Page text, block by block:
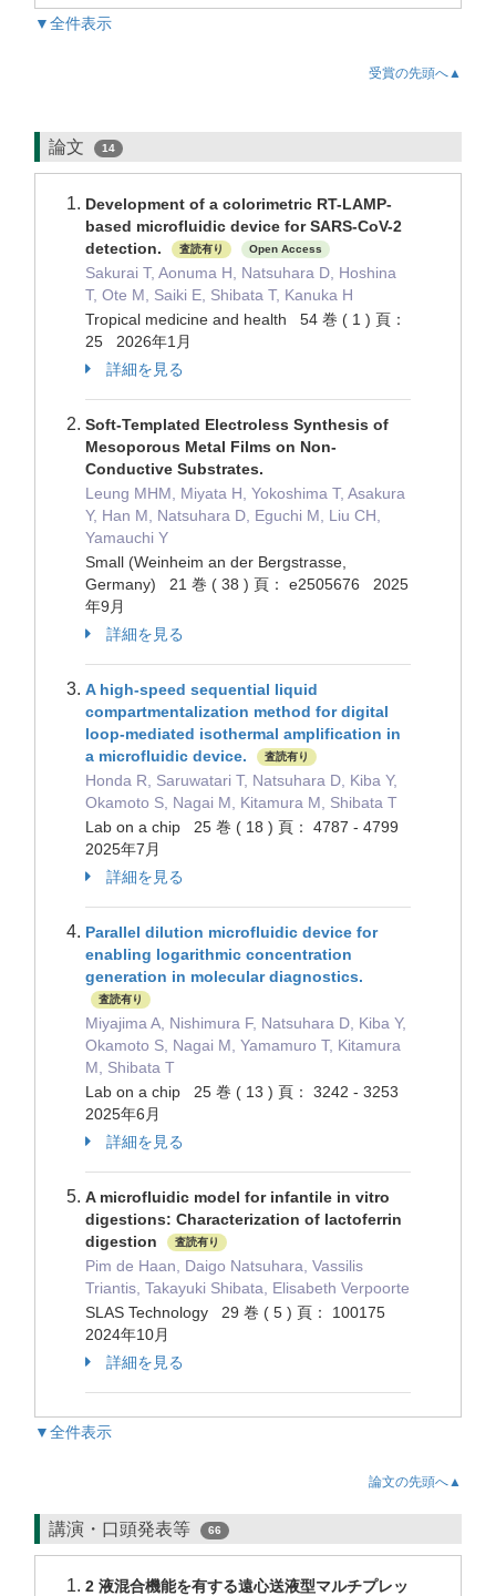
▼全件表示
受賞の先頭へ▲
論文 14
Development of a colorimetric RT-LAMP-
based microfluidic device for SARS-CoV-2
detection.
査読有り Open Access
Sakurai T, Aonuma H, Natsuhara D, Hoshina
T, Ote M, Saiki E, Shibata T, Kanuka H
Tropical medicine and health 54 巻 ( 1 ) 頁：
25 2026年1月
詳細を見る
Soft-Templated Electroless Synthesis of
Mesoporous Metal Films on Non-
Conductive Substrates.
Leung MHM, Miyata H, Yokoshima T, Asakura
Y, Han M, Natsuhara D, Eguchi M, Liu CH,
Yamauchi Y
Small (Weinheim an der Bergstrasse,
Germany) 21 巻 ( 38 ) 頁： e2505676 2025
年9月
詳細を見る
A high-speed sequential liquid
compartmentalization method for digital
loop-mediated isothermal amplification in
a microfluidic device.
査読有り
Honda R, Saruwatari T, Natsuhara D, Kiba Y,
Okamoto S, Nagai M, Kitamura M, Shibata T
Lab on a chip 25 巻 ( 18 ) 頁： 4787 - 4799
2025年7月
詳細を見る
Parallel dilution microfluidic device for
enabling logarithmic concentration
generation in molecular diagnostics.
査読有り
Miyajima A, Nishimura F, Natsuhara D, Kiba Y,
Okamoto S, Nagai M, Yamamuro T, Kitamura
M, Shibata T
Lab on a chip 25 巻 ( 13 ) 頁： 3242 - 3253
2025年6月
詳細を見る
A microfluidic model for infantile in vitro
digestions: Characterization of lactoferrin
digestion
査読有り
Pim de Haan, Daigo Natsuhara, Vassilis
Triantis, Takayuki Shibata, Elisabeth Verpoorte
SLAS Technology 29 巻 ( 5 ) 頁： 100175
2024年10月
詳細を見る
▼全件表示
論文の先頭へ▲
講演・口頭発表等 66
2 液混合機能を有する遠心送液型マルチプレッ